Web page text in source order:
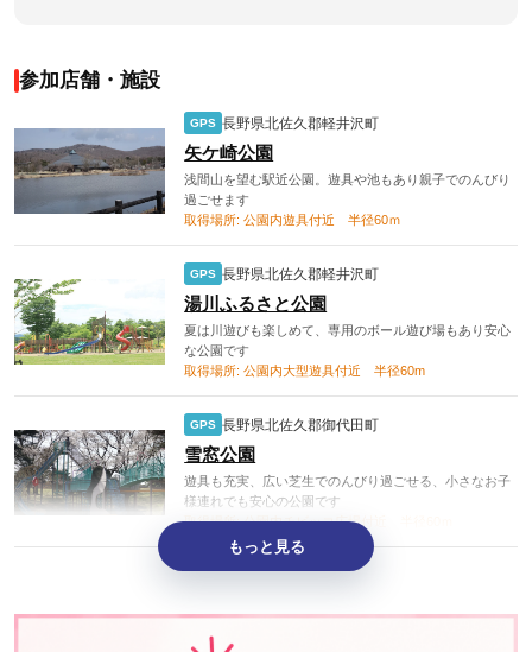
参加店舗・施設
GPS 長野県北佐久郡軽井沢町
矢ケ崎公園
浅間山を望む駅近公園。遊具や池もあり親子でのんびり
過ごせます
取得場所: 公園内遊具付近 半径60ｍ
GPS 長野県北佐久郡軽井沢町
湯川ふるさと公園
夏は川遊びも楽しめて、専用のボール遊び場もあり安心
な公園です
取得場所: 公園内大型遊具付近 半径60m
GPS 長野県北佐久郡御代田町
雪窓公園
遊具も充実、広い芝生でのんびり過ごせる、小さなお子
様連れでも安心の公園です
取得場所: 公園内チビッコ広場付近 半径60ｍ
もっと見る